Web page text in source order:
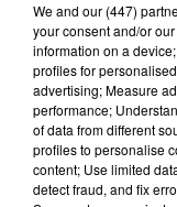
We and our (447)
your consent and/or
information on a
profiles for
advertising; Measure
performance;
of data from different
profiles to personalise
content; Use limited
detect fraud, and fix